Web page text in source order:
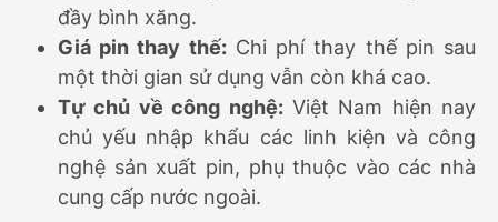
đầy bình xăng.
Giá pin thay thế:Chi phí thay thế pin sau
một thời gian sử dụng vẫn còn khá cao.
Tự chủ về công nghệ:Việt Nam hiện nay
chủ yếu nhập khẩu các linh kiện và công
nghệ sản xuất pin, phụ thuộc vào các nhà
cung cấp nước ngoài.